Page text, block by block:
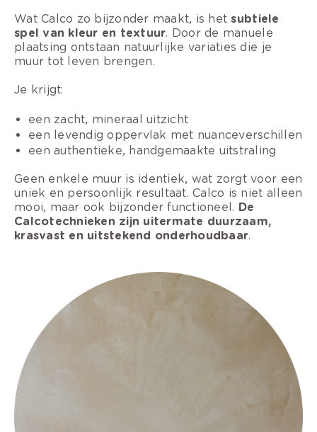
Wat Calco zo bijzonder maakt, is hetsubtiele
spel van kleur en textuur. Door de manuele
plaatsing ontstaan natuurlijke variaties die je
muur tot leven brengen.
Je krijgt:
een zacht, mineraal uitzicht
een levendig oppervlak met nuanceverschillen
een authentieke, handgemaakte uitstraling
Geen enkele muur is identiek, wat zorgt voor een
uniek en persoonlijk resultaat. Calco is niet alleen
mooi, maar ook bijzonder functioneel. De
Calcotechnieken zijn uitermate duurzaam,
krasvast en uitstekend onderhoudbaar.